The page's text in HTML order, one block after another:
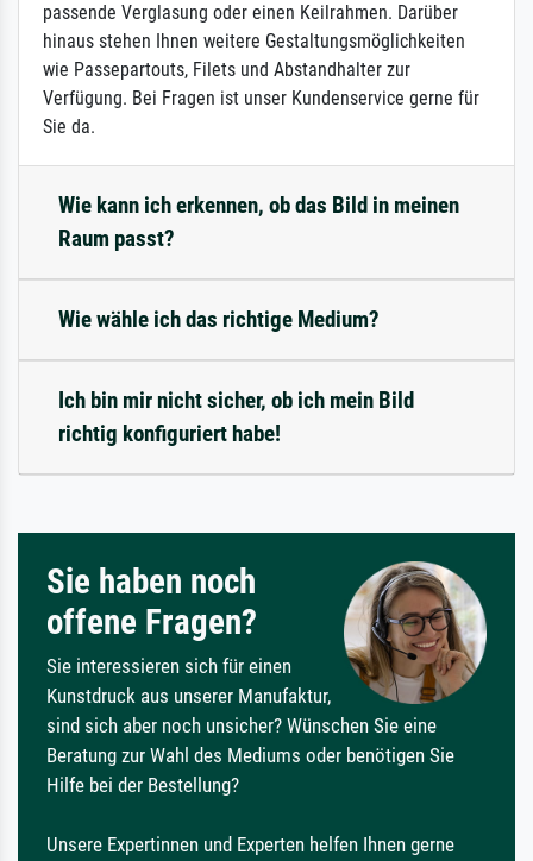
passende Verglasung oder einen Keilrahmen. Darüber
hinaus stehen Ihnen weitere Gestaltungsmöglichkeiten
wie Passepartouts, Filets und Abstandhalter zur
Verfügung. Bei Fragen ist unser Kundenservice gerne für
Sie da.
Wie kann ich erkennen, ob das Bild in meinen
Raum passt?
Wie wähle ich das richtige Medium?
Ich bin mir nicht sicher, ob ich mein Bild
richtig konfiguriert habe!
Sie haben noch
offene Fragen?
Sie interessieren sich für einen
Kunstdruck aus unserer Manufaktur,
sind sich aber noch unsicher? Wünschen Sie eine
Beratung zur Wahl des Mediums oder benötigen Sie
Hilfe bei der Bestellung?
Unsere Expertinnen und Experten helfen Ihnen gerne